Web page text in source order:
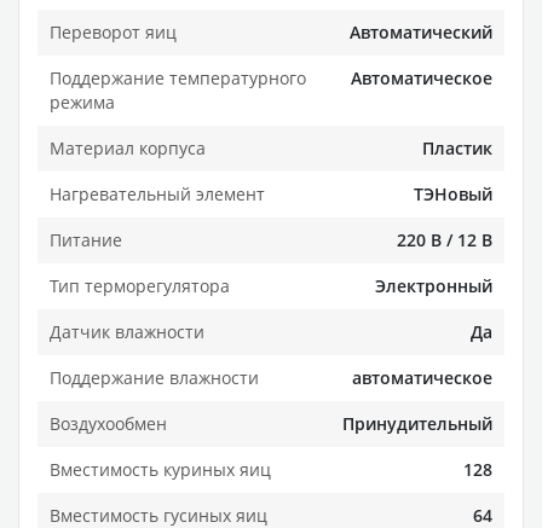
Переворот яиц
Автоматический
Поддержание температурного
режима
Автоматическое
Материал корпуса
Пластик
Нагревательный элемент
ТЭНовый
Питание
220 В / 12 В
Тип терморегулятора
Электронный
Датчик влажности
Да
Поддержание влажности
автоматическое
Воздухообмен
Принудительный
Вместимость куриных яиц
128
Вместимость гусиных яиц
64